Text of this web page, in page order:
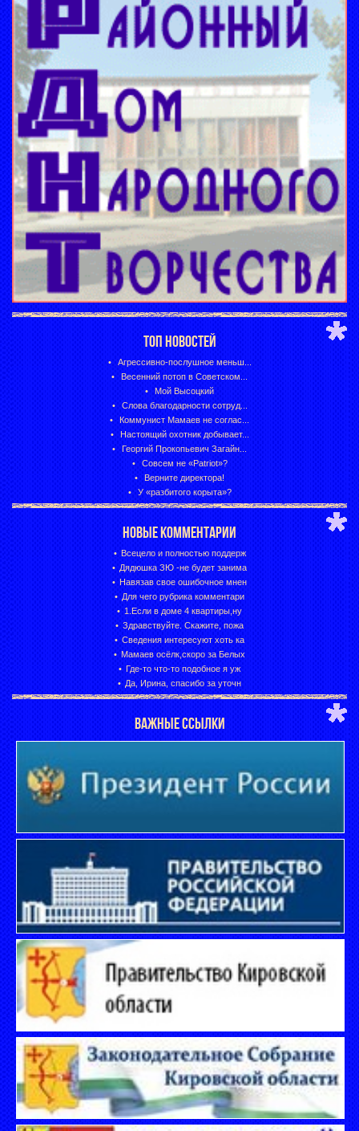
ТОП НОВОСТЕЙ
Агрессивно-послушное меньш...
Весенний потоп в Советском...
Мой Высоцкий
Слова благодарности сотруд...
Коммунист Мамаев не соглас...
Настоящий охотник добывает...
Георгий Прокопьевич Загайн...
Совсем не «Patriot»?
Верните директора!
У «разбитого корыта»?
НОВЫЕ КОММЕНТАРИИ
Всецело и полностью поддерж
Дядюшка ЗЮ -не будет занима
Навязав свое ошибочное мнен
Для чего рубрика комментари
1.Если в доме 4 квартиры,ну
Здравствуйте. Скажите, пожа
Сведения интересуют хоть ка
Мамаев осёлк,скоро за Белых
Где-то что-то подобное я уж
Да, Ирина, спасибо за уточн
ВАЖНЫЕ ССЫЛКИ